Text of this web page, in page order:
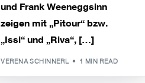
und Frank Weeneggsinn
zeigen mit „Pitour“ bzw.
„Issi“ und „Riva“, […]
VERENA SCHINNERL 1 MIN READ